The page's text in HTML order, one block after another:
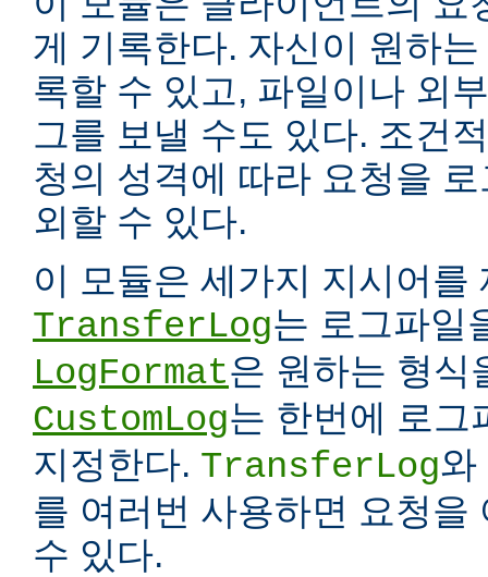
게 기록한다. 자신이 원하
록할 수 있고, 파일이나 외
그를 보낼 수도 있다. 조건
청의 성격에 따라 요청을
외할 수 있다.
이 모듈은 세가지 지시어를
TransferLog는 로그파일
LogFormat은 원하는 형식
CustomLog는 한번에 로그
지정한다. TransferLog와
를 여러번 사용하면 요청을
수 있다.